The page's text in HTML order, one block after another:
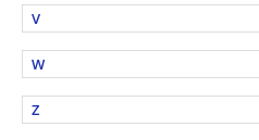
V
W
Z